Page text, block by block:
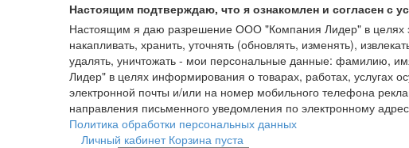
Настоящим подтверждаю, что я ознакомлен и согласен с
Настоящим я даю разрешение ООО "Компания Лидер" в целях
накапливать, хранить, уточнять (обновлять, изменять),
удалять, уничтожать - мои персональные данные: фамилию,
Лидер" в целях информирования о товарах, работах, услугах
электронной почты и/или на номер мобильного телефона
направления письменного уведомления по электронному
Политика обработки персональных данных
Личный кабинет Корзина пуста